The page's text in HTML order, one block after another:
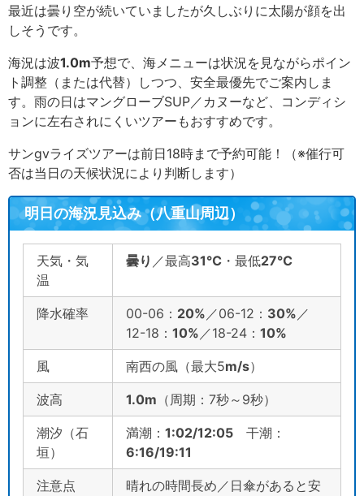
最近は曇り空が続いていましたが久しぶりに太陽が顔を出
しそうです。
海況は波1.0m予想で、海メニューは状況を見ながらポイン
ト調整（または代替）しつつ、安全最優先でご案内しま
す。雨の日はマングローブSUP／カヌーなど、コンディシ
ョンに左右されにくいツアーもおすすめです。
サンgvライズツアーは前日18時まで予約可能！（※催行可
否は当日の天候状況により判断します）
明日の海況見込み（八重山周辺）
天気・気
温
曇り ／最高31℃ ・最低27℃
降水確率 00-06： 20% ／06-12： 30% ／
12-18： 10% ／18-24： 10%
風 南西の風（最大5m/s）
波高 1.0m （周期：7秒～9秒）
潮汐（石
垣）
満潮： 1:02/12:05 干潮：
6:16/19:11
注意点
晴れの時間長め／日傘があると安